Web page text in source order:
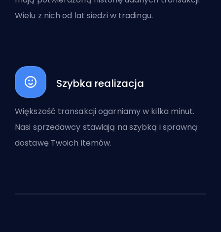
Wielu z nich od lat siedzi w tradingu.
Szybka realizacja
Większość transakcji ogarniamy w kilka minut.
Nasi sprzedawcy stawiają na szybką i sprawną
dostawę Twoich itemów.